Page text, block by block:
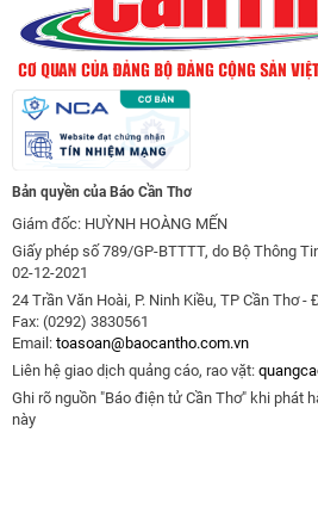
Bản quyền của Báo Cần Thơ
Giám đốc: HUỲNH HOÀNG MẾN
Giấy phép số 789/GP-BTTTT, do Bộ Thông
02-12-2021
24 Trần Văn Hoài, P. Ninh Kiều, TP Cần Thơ
Fax: (0292) 3830561
Email: toasoan@baocantho.com.vn
Liên hệ giao dịch quảng cáo, rao vặt:
Ghi rõ nguồn "Báo điện tử Cần Thơ" khi phát
này